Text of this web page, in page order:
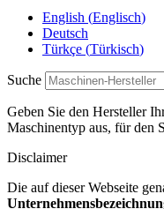
English (Englisch)
Deutsch
Türkçe (Türkisch)
Suche
Geben Sie den Hersteller
Maschinentyp aus, für den
Disclaimer
Die auf dieser Webseite